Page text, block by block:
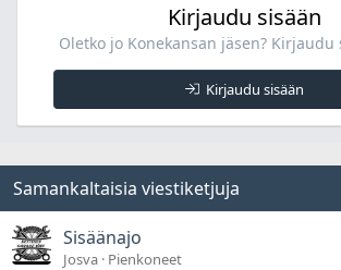
Kirjaudu sisään
Oletko jo Konekansan jäsen? Kirjaudu
Kirjaudu sisään
Samankaltaisia viestiketjuja
Sisäänajo
Josva Pienkoneet